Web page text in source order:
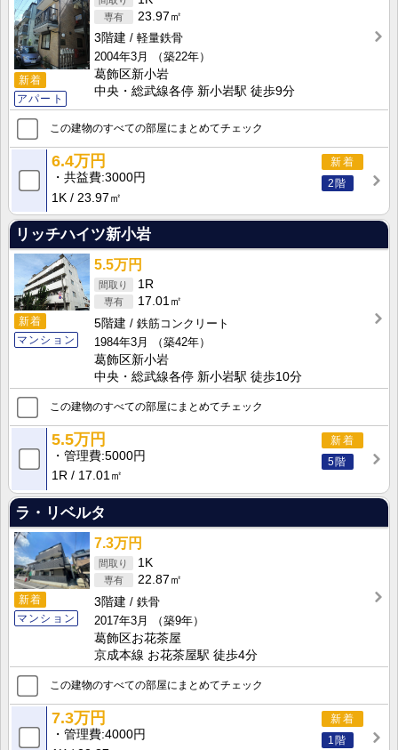
新着
アパート
23.97㎡
3階建
軽量鉄骨
2004年3月
（築22年）
葛飾区新小岩
中央・総武線各停 新小岩駅 徒歩9分
この建物のすべての部屋にまとめてチェック
新着
2階
6.4万円
共益費 3000円
1K
23.97㎡
リッチハイツ新小岩
新着
マンション
5.5万円
1R
17.01㎡
5階建
鉄筋コンクリート
1984年3月
（築42年）
葛飾区新小岩
中央・総武線各停 新小岩駅 徒歩10分
この建物のすべての部屋にまとめてチェック
新着
5階
5.5万円
管理費 5000円
1R
17.01㎡
ラ・リベルタ
新着
マンション
7.3万円
1K
22.87㎡
3階建
鉄骨
2017年3月
（築9年）
葛飾区お花茶屋
京成本線 お花茶屋駅 徒歩4分
この建物のすべての部屋にまとめてチェック
新着
1階
7.3万円
管理費 4000円